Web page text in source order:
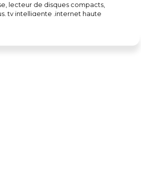
lecteur de disques compacts,
tv intelligente ,internet haute
fourni), , foyer extérieur (bois